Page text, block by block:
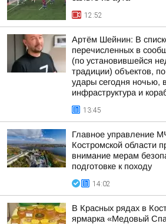
12:52
Артём Шейнин: В
перечисленных в
(по установившейся
традиции) объектов,
удары сегодня ночью,
инфраструктура и
13:45
Главное управление
Костромской области
внимание мерам
подготовке к походу
14:02
В Красных рядах в
ярмарка «Медовый